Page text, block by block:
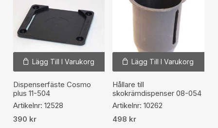
Lägg Till I Varukorg
Dispenserfäste Cosmo
plus 11-504
Artikelnr: 12528
390 kr
Lägg Till I Varukorg
Hållare till
skokrämdispenser 08-054
Artikelnr: 10262
498 kr